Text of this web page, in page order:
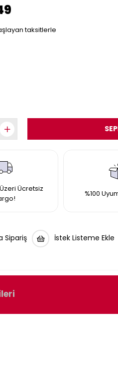
taksitlerle
Ücretsiz
%100
Sipariş İstek Listeme Ekle